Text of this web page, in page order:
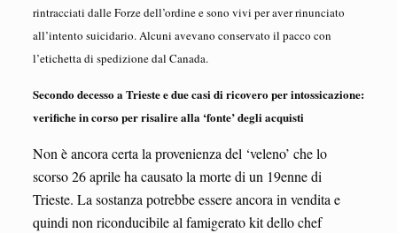
rintracciati dalle Forze dell’ordine e sono vivi per aver rinunciato
all’intento suicidario. Alcuni avevano conservato il pacco con
l’etichetta di spedizione dal Canada.
Secondo decesso a Trieste e due casi di ricovero per intossicazione:
verifiche in corso per risalire alla ‘fonte’ degli acquisti
Non è ancora certa la provenienza del ‘veleno’ che lo
scorso 26 aprile ha causato la morte di un 19enne di
Trieste. La sostanza potrebbe essere ancora in vendita e
quindi non riconducibile al famigerato kit dello chef